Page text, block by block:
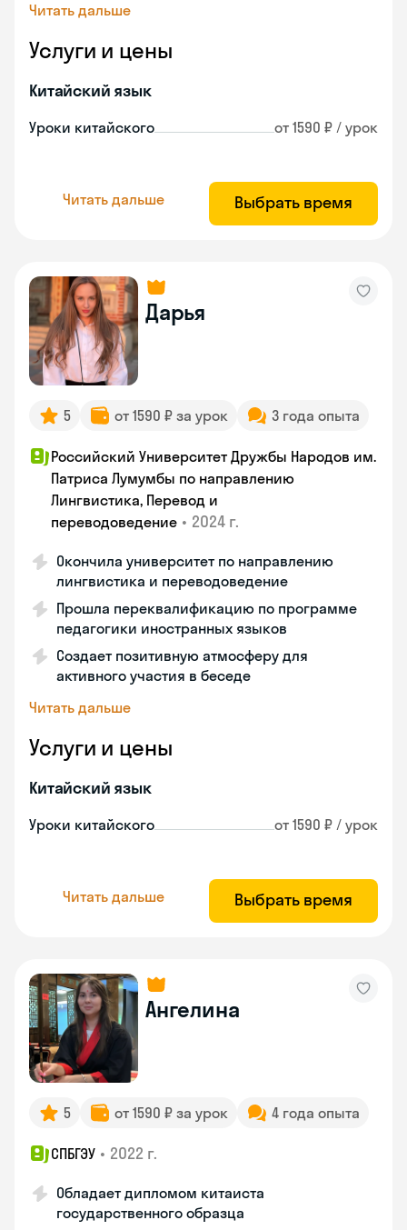
Читать дальше
Услуги и цены
Китайский язык
Уроки китайского от 1590 ₽ / урок
Читать дальше Выбрать время
Дарья
5 от 1590 ₽ за урок 3 года опыта
Российский Университет Дружбы Народов им.
Патриса Лумумбы по направлению
Лингвистика, Перевод и
переводоведение • 2024 г.
Окончила университет по направлению
лингвистика и переводоведение
Прошла переквалификацию по программе
педагогики иностранных языков
Создает позитивную атмосферу для
активного участия в беседе
Читать дальше
Услуги и цены
Китайский язык
Уроки китайского от 1590 ₽ / урок
Читать дальше Выбрать время
Ангелина
5 от 1590 ₽ за урок 4 года опыта
СПБГЭУ • 2022 г.
Обладает дипломом китаиста
государственного образца